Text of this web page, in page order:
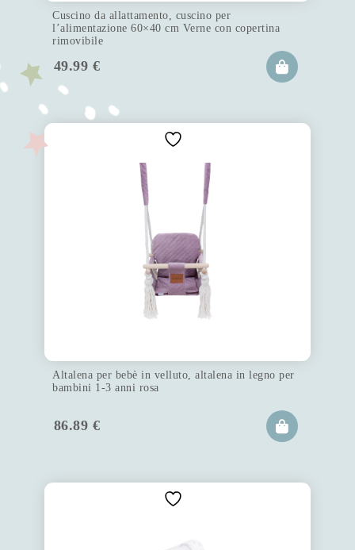
Cuscino da allattamento, cuscino per
l’alimentazione 60×40 cm Verne con copertina
rimovibile
49.99 €
Altalena per bebè in velluto, altalena in legno per
bambini 1-3 anni rosa
86.89 €